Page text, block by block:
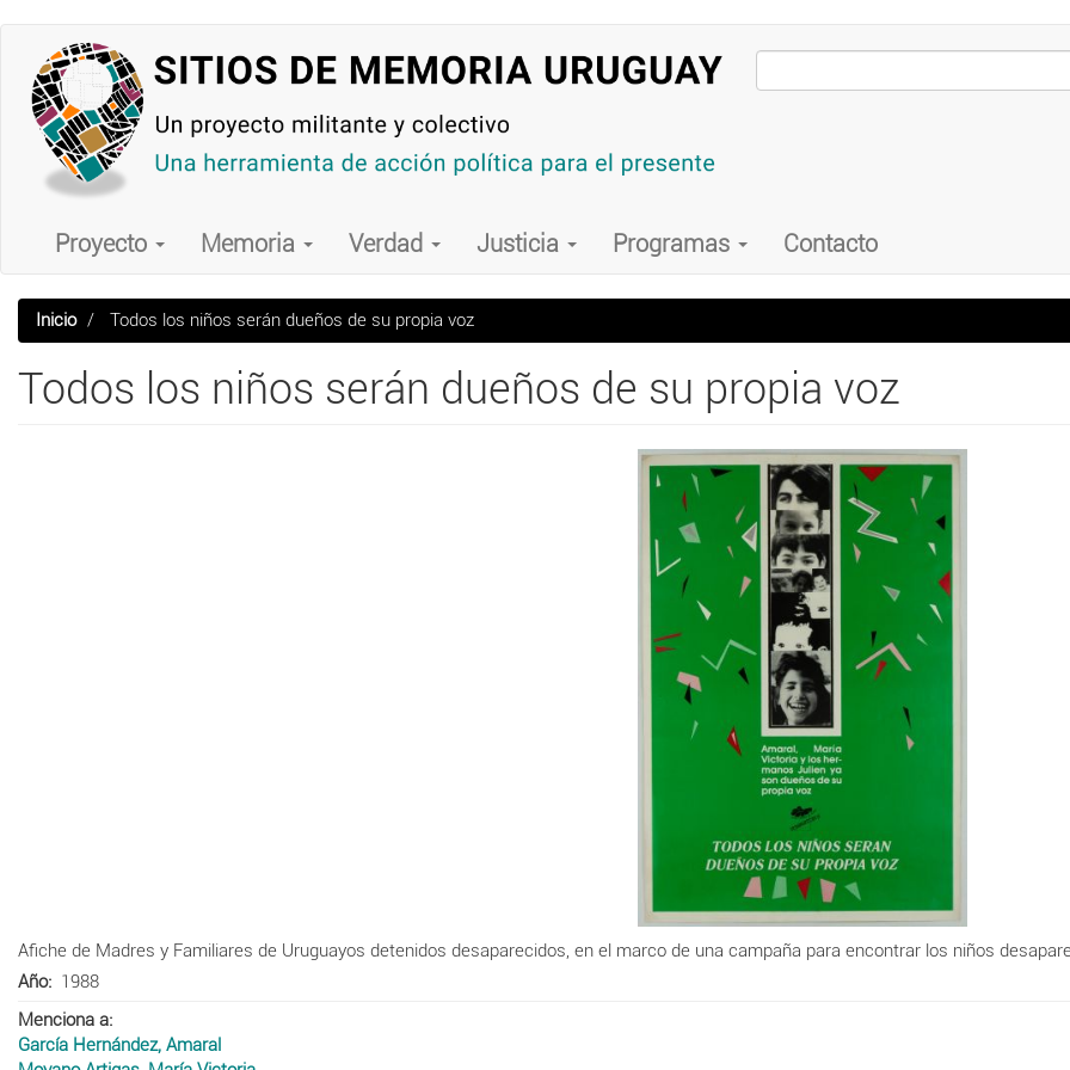
contenido
principal
Main
navigation
Proyecto Memoria Verdad Justicia Programas Contacto
Inicio Todos los niños serán dueños de su propia voz
Todos los niños serán dueños de su propia voz
Afiche de Madres y Familiares de Uruguayos detenidos desaparecidos, en el marco de una campaña para encontrar los niños
Año
1988
Menciona a
García Hernández, Amaral